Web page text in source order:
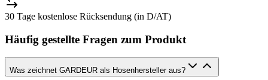
30 Tage kostenlose Rücksendung (in D/AT)
Häufig gestellte Fragen zum Produkt
Was zeichnet GARDEUR als Hosenhersteller aus?